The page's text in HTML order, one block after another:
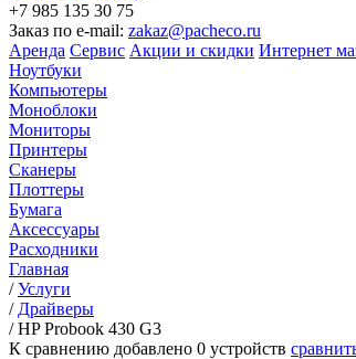
+7 985 135 30 75
Заказ по e-mail: zakaz@pacheco.ru
Аренда Сервис Акции и скидки Интернет
Ноутбуки
Компьютеры
Моноблоки
Мониторы
Принтеры
Сканеры
Плоттеры
Бумага
Аксессуары
Расходники
Главная
/Услуги
/ Драйверы
/HP Probook 430 G3
К сравнению добавлено 0 устройств